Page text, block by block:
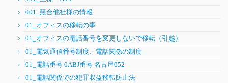
001_競合他社様の情報
01_オフィスの移転の事
01_オフィスの電話番号を変更しないで移転（引越）
01_電気通信番号制度、電話関係の制度
01_電話番号 0ABJ番号 名古屋052
01_電話関係での犯罪収益移転防止法